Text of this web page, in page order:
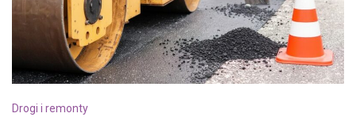
Drogi i remonty